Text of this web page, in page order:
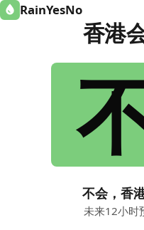
RainYesNo
香港
不会，香
未来12小时